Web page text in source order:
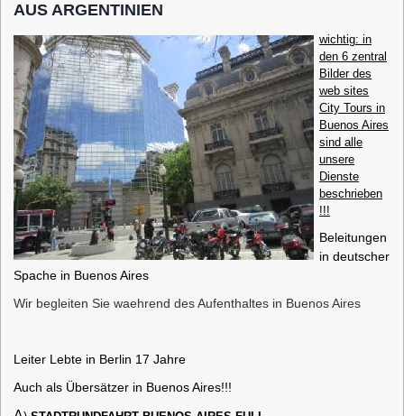
AUS ARGENTINIEN
wichtig: in
den 6 zentral
Bilder des
web sites
City Tours in
Buenos Aires
sind alle
unsere
Dienste
beschrieben
!!!
Beleitungen
in deutscher
Spache in Buenos Aires
Wir begleiten Sie waehrend des Aufenthaltes in Buenos Aires
Leiter Lebte in Berlin 17 Jahre
Auch als Übersätzer in Buenos Aires!!!